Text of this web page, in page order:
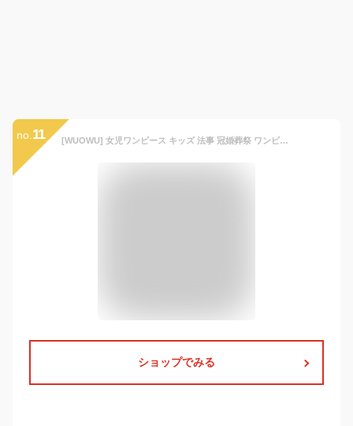
no. 11 [WUOWU] 女児ワンピース キッズ 法事 冠婚葬祭 ワンピース 子供 ブラック 黒 ガールズ 女の子 子供服 フォーマル 普段着 葬服 春夏秋冬 子ども 半袖
ショップでみる